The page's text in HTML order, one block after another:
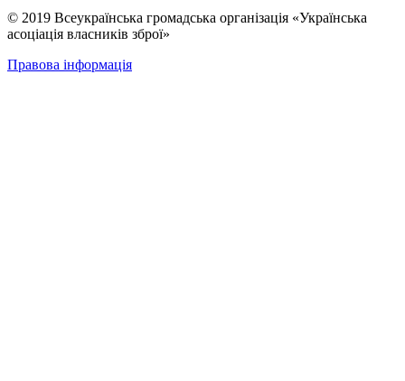
© 2019 Всеукраїнська громадська організація «Українська
асоціація власників зброї»
Правова інформація